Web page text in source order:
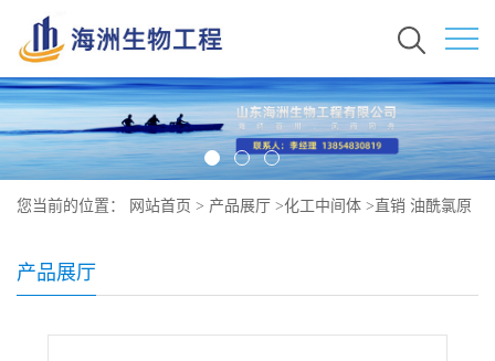
您当前的位置： 网站首页 > 产品展厅 >化工中间体 > 直销 油酰氯原
产品展厅